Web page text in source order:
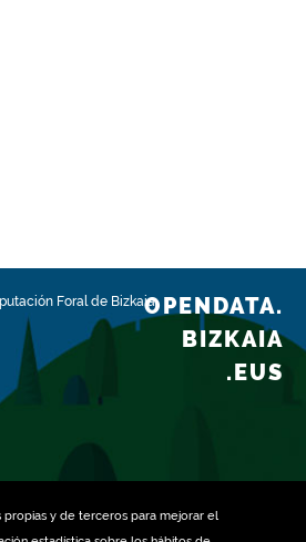
propias y de terceros para mejorar el
Foral de BizkaiaOPENDATA.
BIZKAIA
.EUS